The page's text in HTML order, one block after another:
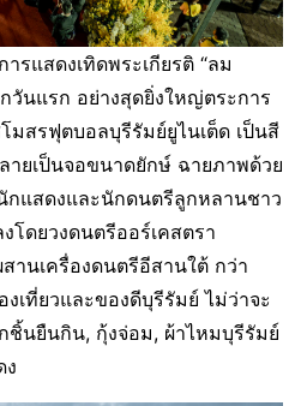
รแสดงเทิดพระเกียรติ “ลม
วันแรก อย่างสุดยิ่งใหญ่ตระการ
มสรฟุตบอลบุรีรัมย์ยูไนเต็ด เป็นสี
ายเป็นจอขนาดยักษ์ ฉายภาพด้วย
กแสดงและนักดนตรีลูกหลานชาว
โดยวงดนตรีออร์เคสตรา
านเครื่องดนตรีอีสานใต้ กว่า
เที่ยวและของดีบุรีรัมย์ ไม่ว่าจะ
ชิ้นยืนกิน, กุ้งจ่อม, ผ้าไหมบุรีรัมย์
ง